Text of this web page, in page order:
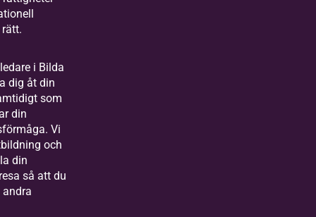
i Bilda
dig åt din
som
din
Vi
och
din
så att du